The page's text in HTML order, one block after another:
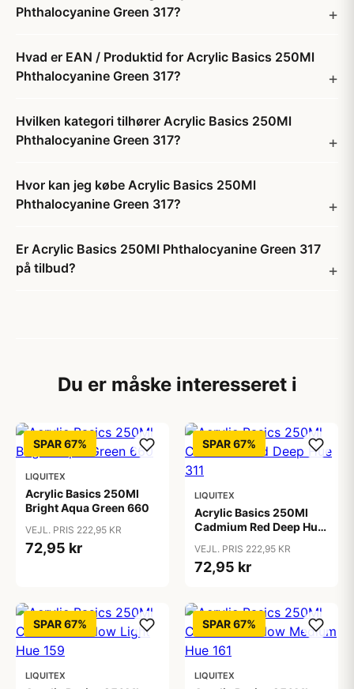
Phthalocyanine Green 317?
Hvad er EAN / Produktid for Acrylic Basics 250Ml
Phthalocyanine Green 317?
Hvilken kategori tilhører Acrylic Basics 250Ml
Phthalocyanine Green 317?
Hvor kan jeg købe Acrylic Basics 250Ml
Phthalocyanine Green 317?
Er Acrylic Basics 250Ml Phthalocyanine Green 317
på tilbud?
Du er måske interesseret i
SPAR 67%
LIQUITEX
Acrylic Basics 250Ml
Bright Aqua Green 660
VEJL. PRIS 222,95 KR
72,95 kr
SPAR 67%
LIQUITEX
Acrylic Basics 250Ml
Cadmium Red Deep Hue
VEJL. PRIS 222,95 KR
72,95 kr
SPAR 67%
LIQUITEX
SPAR 67%
LIQUITEX